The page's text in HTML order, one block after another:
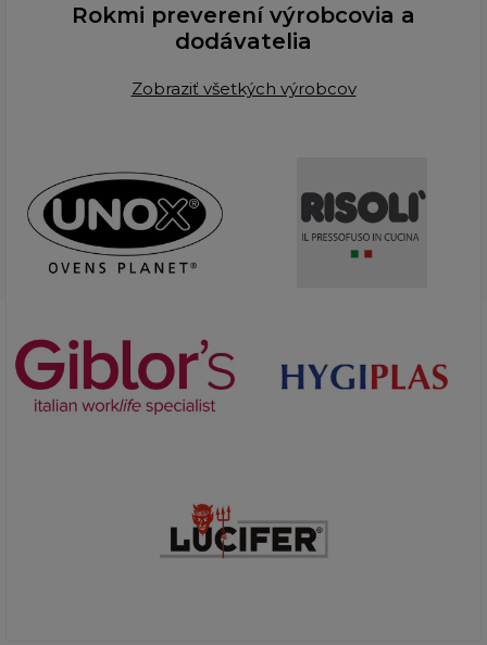
Rokmi preverení výrobcovia a
dodávatelia
Zobraziť všetkých výrobcov